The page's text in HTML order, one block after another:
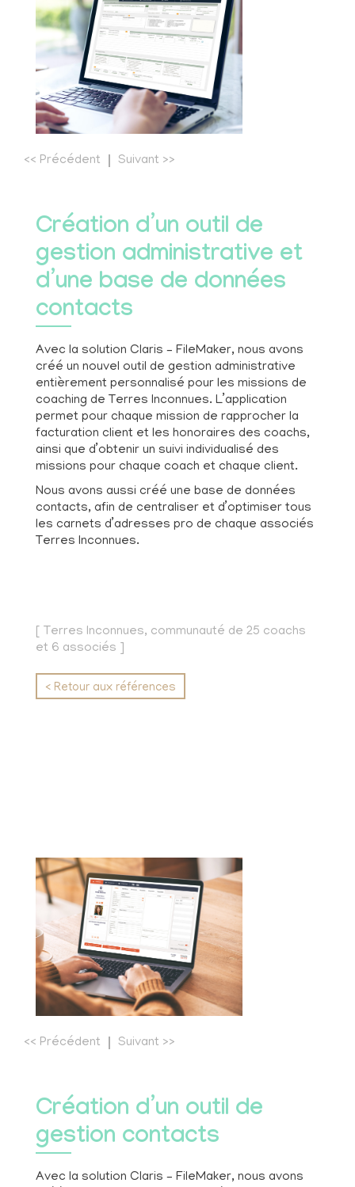
<< Précédent Suivant >>
Création d’un outil de
gestion administrative et
d’une base de données
contacts
Avec la solution Claris – FileMaker, nous avons
créé un nouvel outil de gestion administrative
entièrement personnalisé pour les missions de
coaching de Terres Inconnues. L’application
permet pour chaque mission de rapprocher la
facturation client et les honoraires des coachs,
ainsi que d’obtenir un suivi individualisé des
missions pour chaque coach et chaque client.
Nous avons aussi créé une base de données
contacts, afin de centraliser et d’optimiser tous
les carnets d’adresses pro de chaque associés
Terres Inconnues.
[ Terres Inconnues, communauté de 25 coachs
et 6 associés ]
< Retour aux références
<< Précédent Suivant >>
Création d’un outil de
gestion contacts
Avec la solution Claris – FileMaker, nous avons